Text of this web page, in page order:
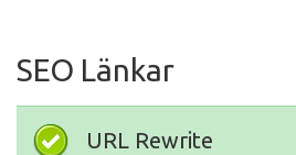
SEO Länkar
URL Rewrite